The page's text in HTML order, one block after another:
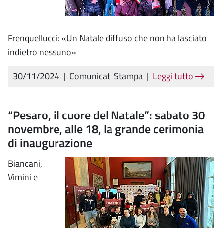
Frenquellucci: «Un Natale diffuso che non ha lasciato
indietro nessuno»
30/11/2024 | Comunicati Stampa | Leggi tutto
“Pesaro, il cuore del Natale”: sabato 30
novembre, alle 18, la grande cerimonia
di inaugurazione
Biancani,
Vimini e